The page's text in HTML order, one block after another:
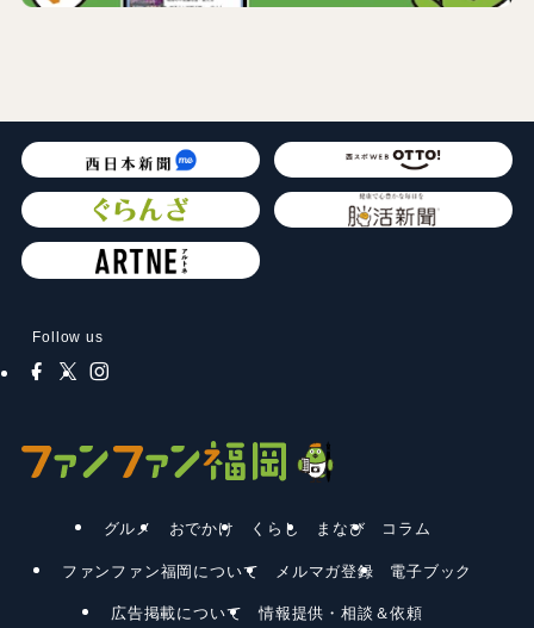
Follow us
グルメ おでかけ くらし まなび コラム
ファンファン福岡について メルマガ登録 電子ブック
広告掲載について 情報提供・相談＆依頼